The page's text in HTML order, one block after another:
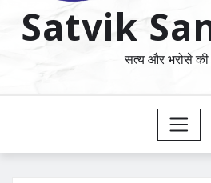
Satvik
सत्य और भरोसे